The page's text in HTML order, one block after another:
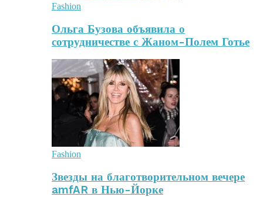
Fashion
Ольга Бузова объявила о
сотрудничестве с Жаном-Полем Готье
Fashion
Звезды на благотворительном вечере
amfAR в Нью-Йорке